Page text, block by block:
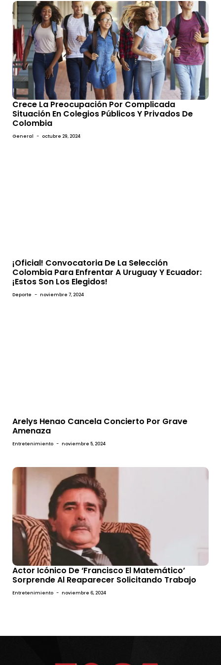
Crece La Preocupación Por Complicada
Situación En Colegios Públicos Y Privados De
Colombia
General - octubre 29, 2024
¡Oficial! Convocatoria De La Selección
Colombia Para Enfrentar A Uruguay Y Ecuador:
¡Estos Son Los Elegidos!
Deporte - noviembre 7, 2024
Arelys Henao Cancela Concierto Por Grave
Amenaza
Entretenimiento - noviembre 5, 2024
Actor Icónico De ‘Francisco El Matemático’
Sorprende Al Reaparecer Solicitando Trabajo
Entretenimiento - noviembre 6, 2024